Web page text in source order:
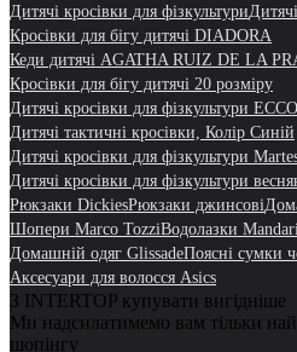
Дитячі кросівки для фізкультури
Кросівки для бігу дитячі DIADORA
Кеди дитячі AGATHA RUIZ DE LA
Кросівки для бігу дитячі 20 розміру
Дитячі кросівки для фізкультури ECCO
Дитячі тактичні кросівки, Колір Синій
Дитячі кросівки для фізкультури
Дитячі кросівки для фізкультури
Рюкзаки DickiesРюкзаки джинсові
Шопери Marco TozziВодолазки
Домашній одяг GlissadeПоясні сумки
Аксесуари для волосся Asics
З INTERTOP купувати вигідніше
Ми надсилатимемо вам тільки
шопінгу